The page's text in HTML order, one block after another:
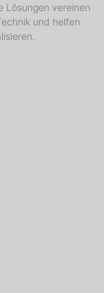
Lösungen vereinen
und helfen